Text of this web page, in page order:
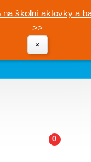
školní aktovky a
>>
×
0